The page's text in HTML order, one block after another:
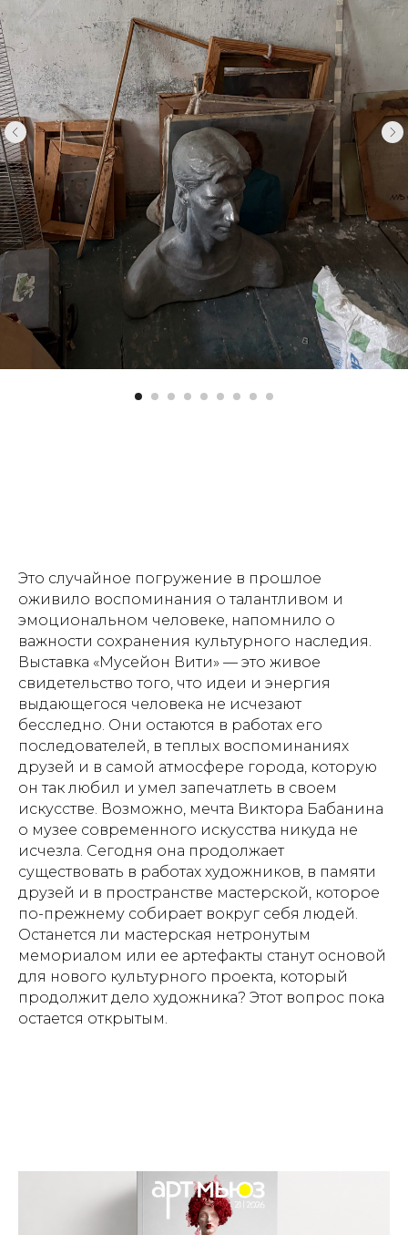
Это случайное погружение в прошлое
оживило воспоминания о талантливом и
эмоциональном человеке, напомнило о
важности сохранения культурного наследия.
Выставка «Мусейон Вити» — это живое
свидетельство того, что идеи и энергия
выдающегося человека не исчезают
бесследно. Они остаются в работах его
последователей, в теплых воспоминаниях
друзей и в самой атмосфере города, которую
он так любил и умел запечатлеть в своем
искусстве. Возможно, мечта Виктора Бабанина
о музее современного искусства никуда не
исчезла. Сегодня она продолжает
существовать в работах художников, в памяти
друзей и в пространстве мастерской, которое
по-прежнему собирает вокруг себя людей.
Останется ли мастерская нетронутым
мемориалом или ее артефакты станут основой
для нового культурного проекта, который
продолжит дело художника? Этот вопрос пока
остается открытым.